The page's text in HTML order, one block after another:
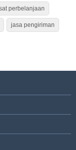
perbelanjaan
jasa pengiriman